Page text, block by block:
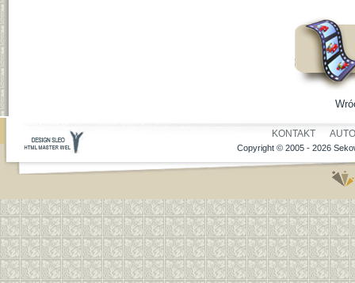
KONTAKT
Copyright © 2005 - 2026